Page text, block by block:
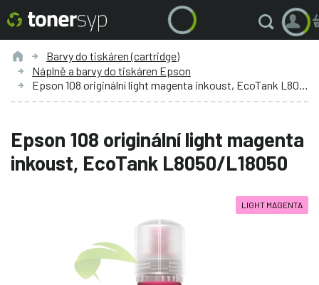
Barvy do tiskáren (cartridge)
Náplně a barvy do tiskáren Epson
Epson 108 originální light magenta inkoust, EcoTank L8050/L18050
Epson 108 originální light magenta
inkoust, EcoTank L8050/L18050
LIGHT MAGENTA